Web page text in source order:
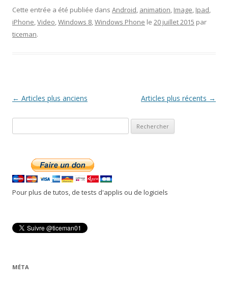
Cette entrée a été publiée dans Android, animation, Image, Ipad,
iPhone,Video,Windows 8,Windows Phone le 20 juillet 2015 par
ticeman.
Navigation
← Articles plus anciens Articles plus récents →
e
e
r
c
e
r
Pour plus de tutos, de tests d'applis ou de logiciels
MÉTA